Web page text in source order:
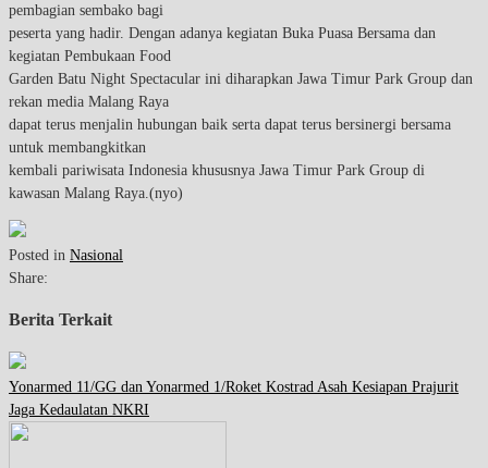
pembagian sembako bagi
peserta yang hadir. Dengan adanya kegiatan Buka Puasa Bersama dan
kegiatan Pembukaan Food
Garden Batu Night Spectacular ini diharapkan Jawa Timur Park Group dan
rekan media Malang Raya
dapat terus menjalin hubungan baik serta dapat terus bersinergi bersama
untuk membangkitkan
kembali pariwisata Indonesia khususnya Jawa Timur Park Group di
kawasan Malang Raya.(nyo)
Posted in Nasional
Share:
Berita Terkait
Yonarmed 11/GG dan Yonarmed 1/Roket Kostrad Asah Kesiapan Prajurit
Jaga Kedaulatan NKRI